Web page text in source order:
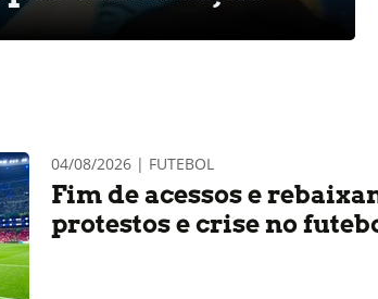
04/08/2026 | FUTEBOL
Fim de acessos e
protestos e crise no